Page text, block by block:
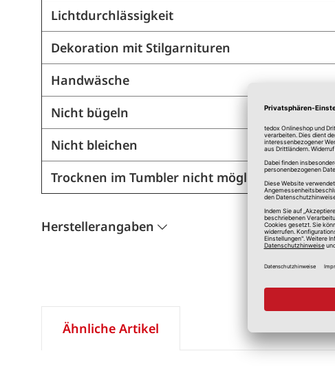
Lichtdurchlässigkeit
Dekoration mit Stilgarnituren
Handwäsche
Nicht bügeln
Nicht bleichen
Trocknen im Tumbler nicht möglich
Herstellerangaben
Ähnliche Artikel